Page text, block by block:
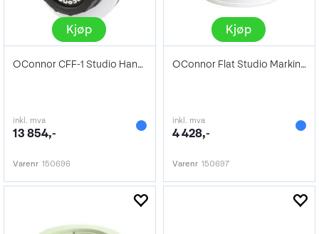
Kjøp
OConnor CFF-1 Studio Hand wheel
inkl. mva
13 854,-
Varenr 150696
Kjøp
OConnor Flat Studio Marking discs
inkl. mva
4 428,-
Varenr 150697